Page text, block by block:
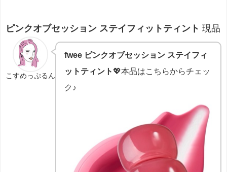
ピンクオブセッション ステイフィットティント 現品
こすめっぷるん
fwee ピンクオブセッション ステイフィ
ットティント 💖本品はこちらからチェッ
ク♪